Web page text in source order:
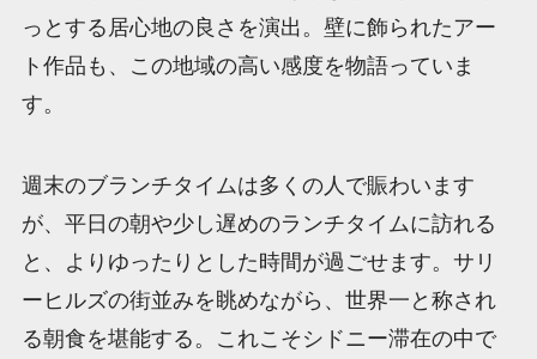
っとする居心地の良さを演出。壁に飾られたアー
ト作品も、この地域の高い感度を物語っていま
す。
週末のブランチタイムは多くの人で賑わいます
が、平日の朝や少し遅めのランチタイムに訪れる
と、よりゆったりとした時間が過ごせます。サリ
ーヒルズの街並みを眺めながら、世界一と称され
る朝食を堪能する。これこそシドニー滞在の中で